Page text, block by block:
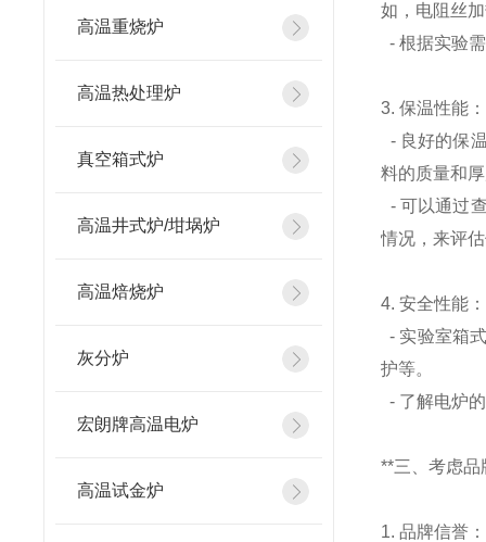
高温重烧炉
高温热处理炉
真空箱式炉
高温井式炉/坩埚炉
高温焙烧炉
灰分炉
宏朗牌高温电炉
高温试金炉
如，电阻丝
- 根据实验
3. 保温性能：
- 良好的保
料的质量和
- 可以通过
情况，来评
4. 安全性能：
- 实验室箱
护等。
- 了解电炉
**三、考虑品
1. 品牌信誉：